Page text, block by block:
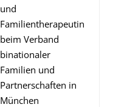
und
Familientherapeutin
beim Verband
binationaler
Familien und
Partnerschaften in
München